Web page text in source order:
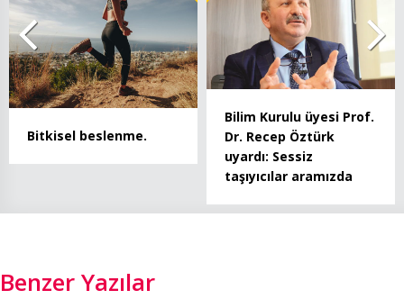
Bitkisel beslenme.
Bilim Kurulu üyesi Prof.
Dr. Recep Öztürk
uyardı: Sessiz
taşıyıcılar aramızda
Benzer Yazılar